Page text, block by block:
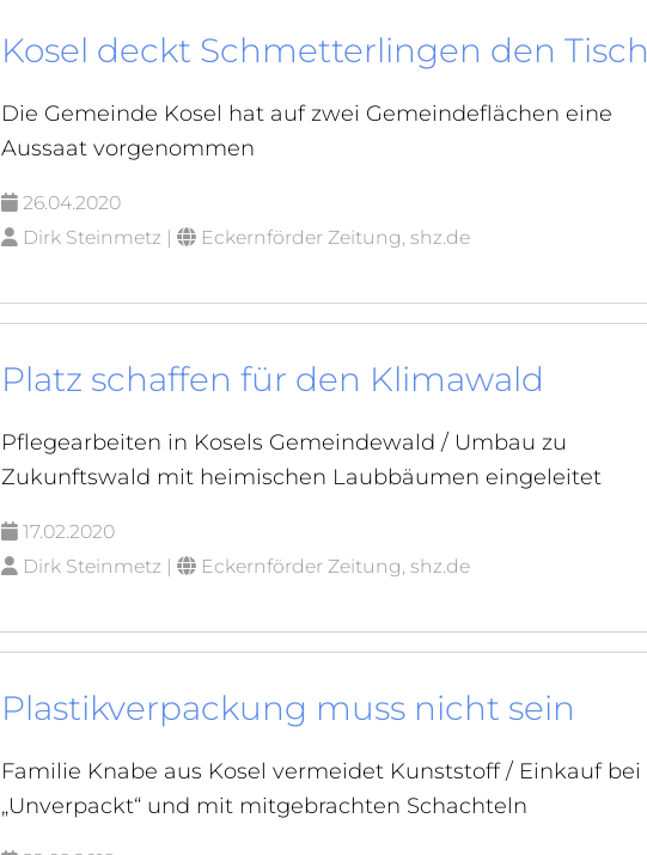
Kosel deckt Schmetterlingen den Tisch
Die Gemeinde Kosel hat auf zwei Gemeindeflächen eine
Aussaat vorgenommen
26.04.2020
Dirk Steinmetz |
Eckernförder Zeitung, shz.de
Platz schaffen für den Klimawald
Pflegearbeiten in Kosels Gemeindewald / Umbau zu
Zukunftswald mit heimischen Laubbäumen eingeleitet
17.02.2020
Dirk Steinmetz |
Eckernförder Zeitung, shz.de
Plastikverpackung muss nicht sein
Familie Knabe aus Kosel vermeidet Kunststoff / Einkauf bei
„Unverpackt“ und mit mitgebrachten Schachteln